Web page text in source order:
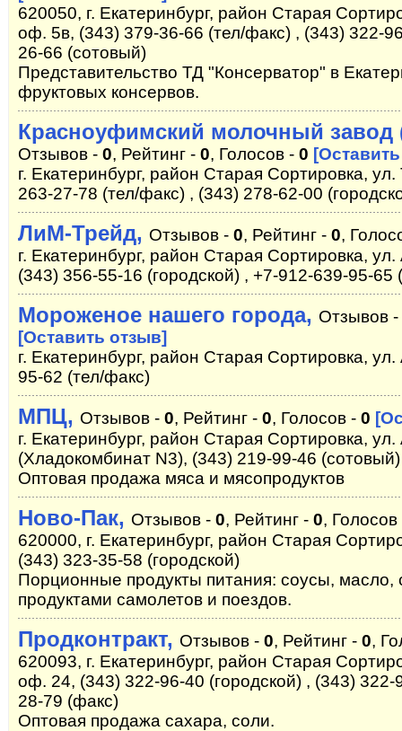
620050, г. Екатеринбург, район Старая
оф. 5в, (343) 379-36-66 (тел/факс) , (343) 322-
26-66 (сотовый)
Представительство ТД "Консерватор" в
фруктовых консервов.
Красноуфимский молочный завод
Отзывов - 0, Рейтинг - 0, Голосов - 0
г. Екатеринбург, район Старая Сортировка,
263-27-78 (тел/факс) , (343) 278-62-00
ЛиМ-Трейд, Отзывов - 0, Рейтинг - 0,
г. Екатеринбург, район Старая Сортировка,
(343) 356-55-16 (городской) , +7-912-639-95-65
Мороженое нашего города, Отзывов -
[Оставить отзыв]
г. Екатеринбург, район Старая Сортировка,
95-62 (тел/факс)
МПЦ, Отзывов - 0, Рейтинг - 0, Голосов - 0
г. Екатеринбург, район Старая Сортировка,
(Хладокомбинат N3), (343) 219-99-46 (сотовый)
Оптовая продажа мяса и мясопродуктов
Ново-Пак, Отзывов - 0, Рейтинг - 0,
620000, г. Екатеринбург, район Старая
(343) 323-35-58 (городской)
Порционные продукты питания: соусы,
продуктами самолетов и поездов.
Продконтракт, Отзывов - 0, Рейтинг - 0,
620093, г. Екатеринбург, район Старая
оф. 24, (343) 322-96-40 (городской) , (343) 322-
28-79 (факс)
Оптовая продажа сахара, соли.